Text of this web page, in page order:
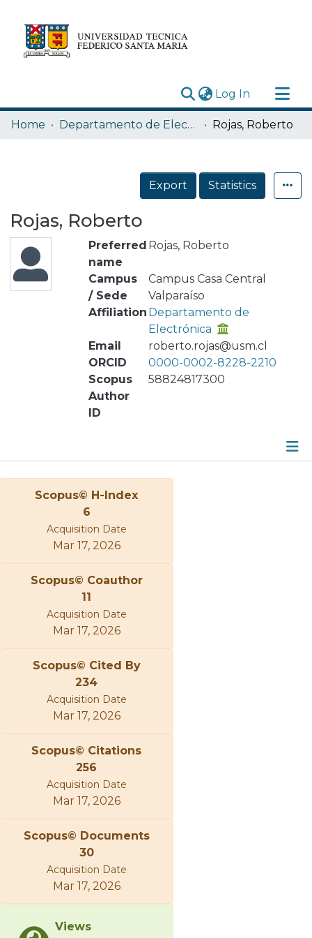
Log In (current)
Research Outputs
Home Departamento de Electrónica Rojas, Roberto
Export Statistics
Rojas, Roberto
Preferred
name
Rojas, Roberto
Campus
/ Sede
Campus Casa Central
Valparaíso
Affiliation Departamento de
Electrónica
Email
roberto.rojas@usm.cl
ORCID
0000-0002-8228-2210
Scopus
Author
ID
58824817300
Metrics
Scopus© H-Index
6
Acquisition Date
Mar 17, 2026
Scopus© Coauthor
11
Acquisition Date
Mar 17, 2026
Scopus© Cited By
234
Acquisition Date
Mar 17, 2026
Scopus© Citations
256
Acquisition Date
Mar 17, 2026
Scopus© Documents
30
Acquisition Date
Mar 17, 2026
Views